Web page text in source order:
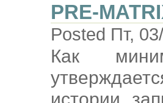
PRE-
Posted Пт,
Как